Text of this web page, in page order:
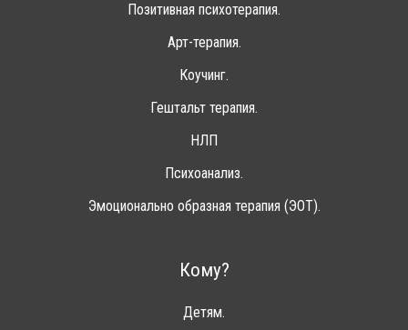
Позитивная психотерапия.
Арт-терапия.
Коучинг.
Гештальт терапия.
НЛП
Психоанализ.
Эмоционально образная терапия (ЭОТ).
Кому?
Детям.